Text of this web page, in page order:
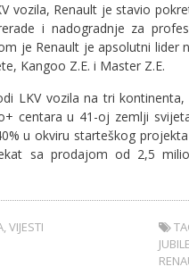
vozila, Renault je stavio
i nadogradnje za
je Renault je apsolutni
Kangoo Z.E. i Master Z.E.
LKV vozila na tri
centara u 41-oj zemlji
u okviru starteškog
sa prodajom od 2,5
,VIJESTI